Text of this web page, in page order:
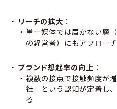
リーチの拡大 ：
単一媒体では届かない層
の経営者）にもアプロー
ブランド想起率の向上 ：
複数の接点で接触頻度が
社」という認知が定着し
る